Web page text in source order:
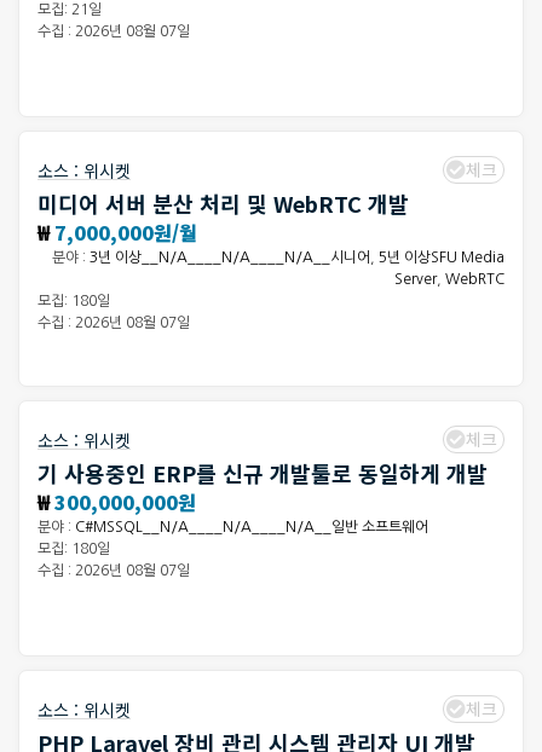
모집: 21일
수집 : 2026년 08월 07일
소스 : 위시켓 체크
미디어 서버 분산 처리 및 WebRTC 개발
₩7,000,000원/월
분야 : 3년 이상__N/A____N/A____N/A__시니어
5년 이상SFU Media
Server, WebRTC
모집: 180일
수집 : 2026년 08월 07일
소스 : 위시켓 체크
기 사용중인 ERP를 신규 개발툴로 동일하게 개발
₩300,000,000원
분야 : C#MSSQL__N/A____N/A____N/A__일반 소프트웨어
모집: 180일
수집 : 2026년 08월 07일
소스 : 위시켓 체크
PHP Laravel 장비 관리 시스템 관리자 UI 개발